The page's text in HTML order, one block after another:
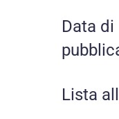
Data di
Lista